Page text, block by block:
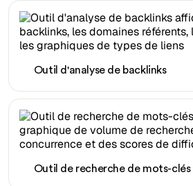
Outil d'analyse de backlinks
Outil de recherche de mots-clés